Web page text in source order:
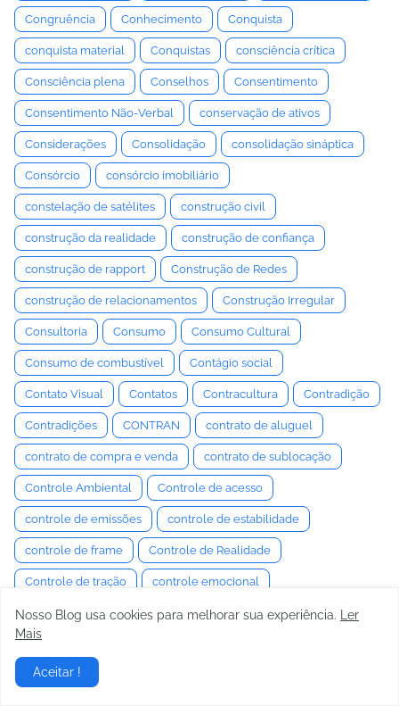
Congruência Conhecimento Conquista
conquista material Conquistas consciência crítica
Consciência plena Conselhos Consentimento
Consentimento Não-Verbal conservação de ativos
Considerações Consolidação consolidação sináptica
Consórcio consórcio imobiliário
constelação de satélites construção civil
construção da realidade construção de confiança
construção de rapport Construção de Redes
construção de relacionamentos Construção Irregular
Consultoria Consumo Consumo Cultural
Consumo de combustível Contágio social
Contato Visual Contatos Contracultura Contradição
Contradições CONTRAN contrato de aluguel
contrato de compra e venda contrato de sublocação
Controle Ambiental Controle de acesso
controle de emissões controle de estabilidade
controle de frame Controle de Realidade
Controle de tração controle emocional
Controle Estocástico Controle Interno Controle Motor
Controle Neuromuscular
controle social
Nosso Blog usa cookies para melhorar sua experiência.
Ler
Mais
Aceitar !